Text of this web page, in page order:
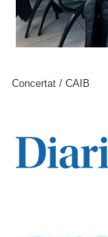
La Mesa
Concertat / CAIB